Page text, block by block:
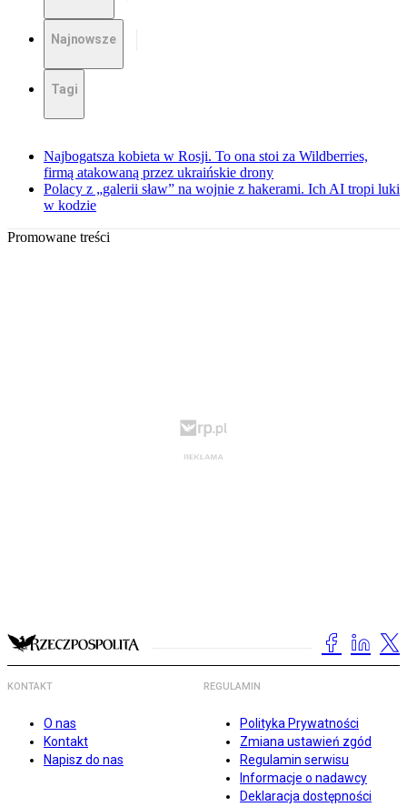
Najnowsze
Tagi
Najbogatsza kobieta w Rosji. To ona stoi za Wildberries,
firmą atakowaną przez ukraińskie drony
Polacy z „galerii sław” na wojnie z hakerami. Ich AI tropi luki
w kodzie
Promowane treści
KONTAKT
O nas
Kontakt
Napisz do nas
REGULAMIN
Polityka Prywatności
Zmiana ustawień zgód
Regulamin serwisu
Informacje o nadawcy
Deklaracja dostępności